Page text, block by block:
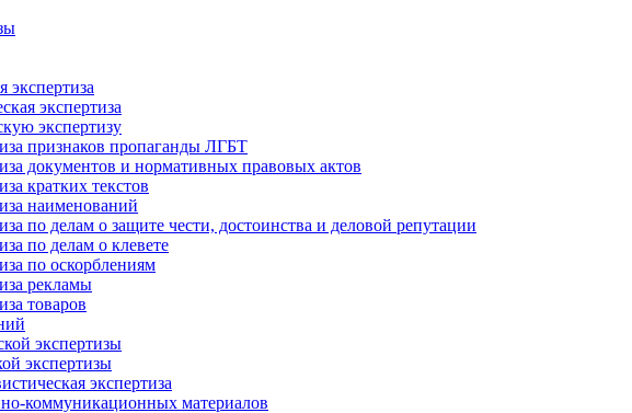
экспертиза
экспертиза
экспертизу
признаков пропаганды ЛГБТ
документов и нормативных правовых актов
кратких текстов
наименований
по делам о защите чести, достоинства и деловой репутации
по делам о клевете
по оскорблениям
рекламы
товаров
экспертизы
экспертизы
экспертиза
коммуникационных материалов